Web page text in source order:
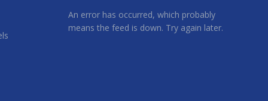
An error has occurred, which probably
means the feed is down. Try again later.